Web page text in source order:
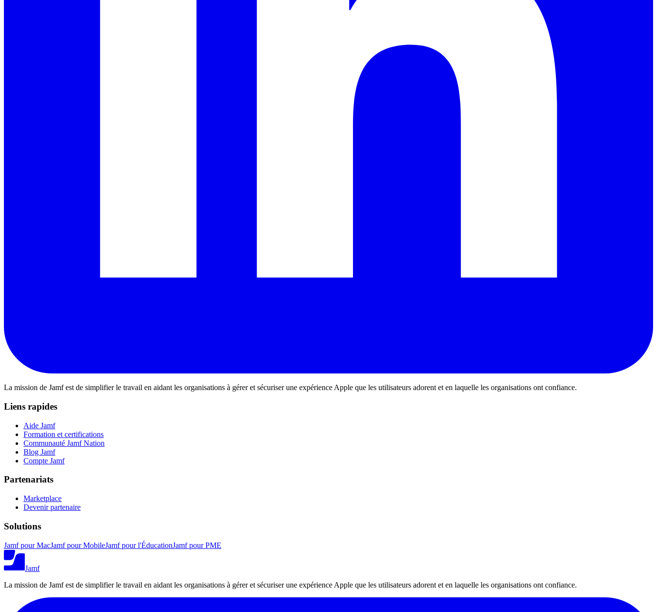
La mission de Jamf est de simplifier le travail en aidant les organisations à gérer et sécuriser une expérience Apple que les utilisateurs adorent et en laquelle les organisations ont confiance.
Liens rapides
Aide Jamf
Formation et certifications
Communauté Jamf Nation
Blog Jamf
Compte Jamf
Partenariats
Marketplace
Devenir partenaire
Solutions
Jamf pour MacJamf pour MobileJamf pour l'ÉducationJamf pour PME
Jamf
La mission de Jamf est de simplifier le travail en aidant les organisations à gérer et sécuriser une expérience Apple que les utilisateurs adorent et en laquelle les organisations ont confiance.